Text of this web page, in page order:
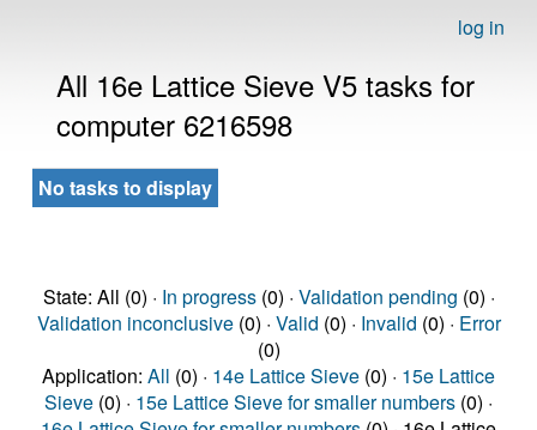
log in
All 16e Lattice Sieve V5 tasks for
computer 6216598
No tasks to display
State: All (0) · In progress(0) · Validation pending (0) ·
Validation inconclusive(0) · Valid (0) · Invalid (0) · Error
(0)
Application: All (0) · 14e Lattice Sieve (0) · 15e Lattice
Sieve (0) · 15e Lattice Sieve for smaller numbers (0) ·